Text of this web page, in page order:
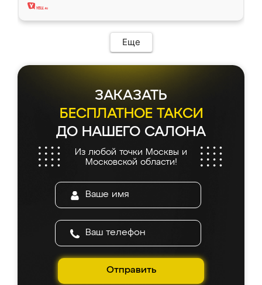
Еще
ЗАКАЗАТЬ
БЕСПЛАТНОЕ ТАКСИ
ДО НАШЕГО САЛОНА
Из любой точки Москвы и
Московской области!
Отправить